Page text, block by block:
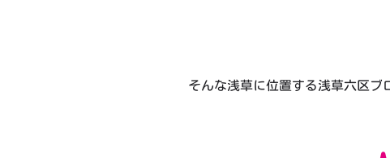
そんな浅草に位置する浅草六区